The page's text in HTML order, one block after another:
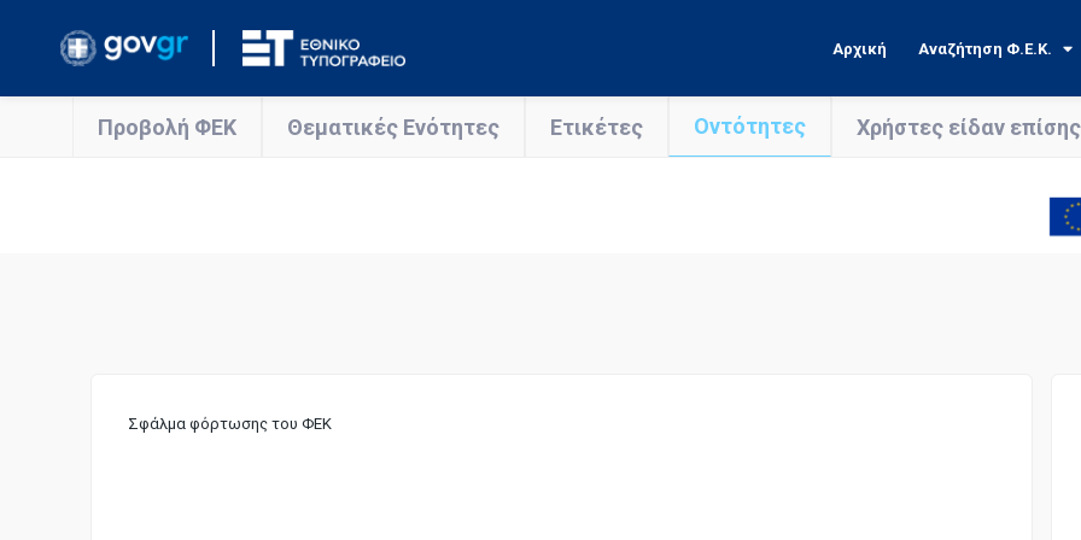
Αρχική Αναζήτηση Φ.Ε.Κ.
Προβολή ΦΕΚ Θεματικές Ενότητες Ετικέτες Οντότητες Χρήστες είδαν επίσης
Σφάλμα φόρτωσης του ΦΕΚ